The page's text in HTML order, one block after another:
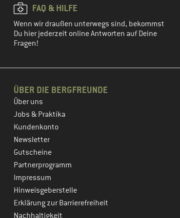
FAQ & HILFE
Wenn wir draußen unterwegs sind, bekommst
Du hier jederzeit online Antworten auf Deine
Fragen!
ÜBER DIE BERGFREUNDE
Über uns
Jobs & Praktika
Kundenkonto
Newsletter
Gutscheine
Partnerprogramm
Impressum
Hinweisgeberstelle
Erklärung zur Barrierefreiheit
Nachhaltigkeit